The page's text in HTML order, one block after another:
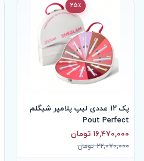
25٪
پک 12 عددی لیپ پلامپر شیگلم
Pout Perfect
16,470,000 تومان
22,070,000 تومان